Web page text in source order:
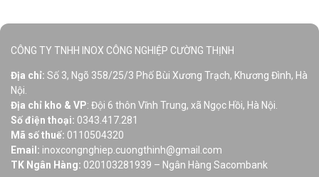
CÔNG TY TNHH INOX CÔNG NGHIỆP CƯỜNG THỊNH
Địa chỉ: Số 3, Ngõ 358/25/3 Phố Bùi Xương Trạch, Khương Đình, Hà
Nội.
Địa chỉ kho & VP: Đội 6 thôn Vĩnh Trung, xã Ngọc Hồi, Hà Nội.
Số điện thoại: 0343.417.281
Mã số thuế: 0110504320
Email: inoxcongnghiep.cuongthinh@gmail.com
TK Ngân Hàng: 020103281939 – Ngân Hàng Sacombank